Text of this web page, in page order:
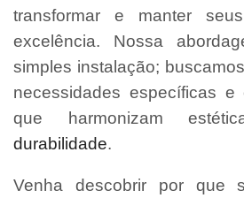
transformar e manter
excelência. Nossa
simples instalação;
necessidades específicas e
que harmonizam
durabilidade.
Venha descobrir por que